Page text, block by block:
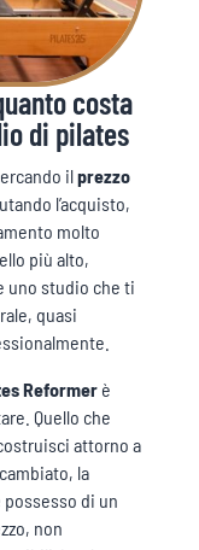
costa
di pilates
ilprezzo
l’acquisto,
molto
più alto,
uno studio che ti
quasi
Reformerè
Quello che
attorno a
la
di un
non